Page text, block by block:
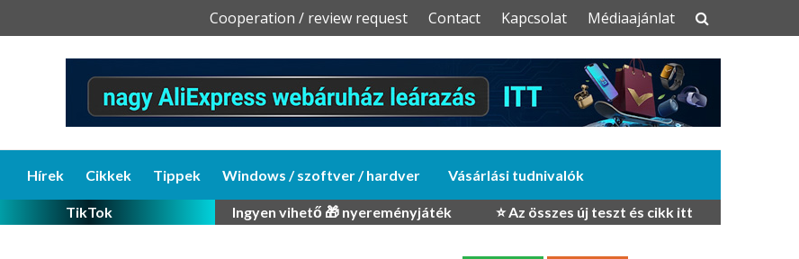
Skip
Cooperation / review request Contact Kapcsolat Médiaajánlat
Hírek Cikkek Tippek Windows / szoftver / hardver Vásárlási tudnivalók
TikTok Ingyen vihető 🎁 nyereményjáték ⭐ Az összes új teszt és cikk itt